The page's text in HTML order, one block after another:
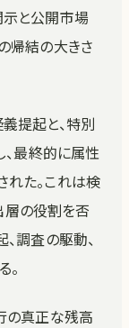
と公開市場
帰結の大きさ
提起と、特別
、最終的に属性
た。これは検
の役割を否
調査の駆動、
。
の真正な残高